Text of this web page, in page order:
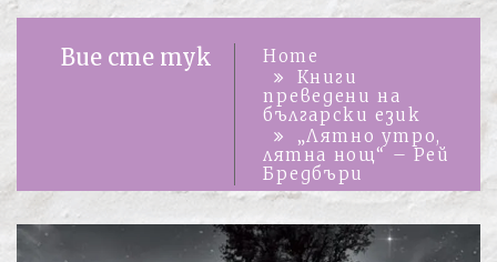
Вие сте тук
Home
Книги
преведени на
български език
„Лятно утро,
лятна нощ“ – Рей
Бредбъри